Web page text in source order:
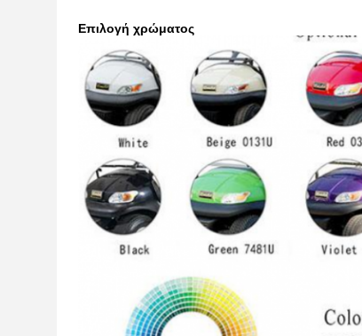
Επιλογή χρώματος